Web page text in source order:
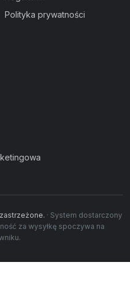
Polityka prywatności
· System dostarczony
za wysyłkę spoczywa na